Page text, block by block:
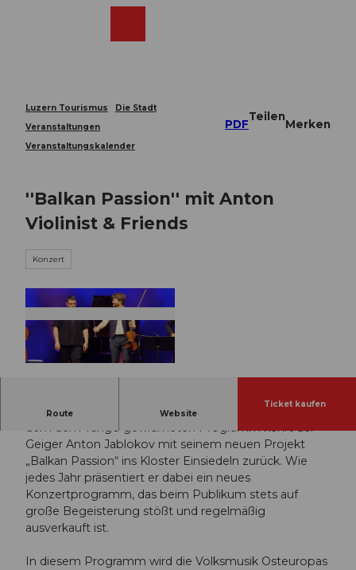
Luzern Tourismus
Die Stadt
Veranstaltungen
Veranstaltungskalender
PDF
Teilen
Merken
''Balkan Passion'' mit Anton
Violinist & Friends
Konzert
Route Website
Ticket kaufen
Nach dem großen Erfolg der vergangenen Saison mit
dem dem Tango gewidmeten Programm kehrt der
Geiger Anton Jablokov mit seinem neuen Projekt
„Balkan Passion“ ins Kloster Einsiedeln zurück. Wie
jedes Jahr präsentiert er dabei ein neues
Konzertprogramm, das beim Publikum stets auf
große Begeisterung stößt und regelmäßig
ausverkauft ist.
In diesem Programm wird die Volksmusik Osteuropas